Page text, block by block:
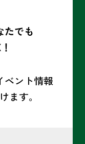
たでも
ベント情報
ます。